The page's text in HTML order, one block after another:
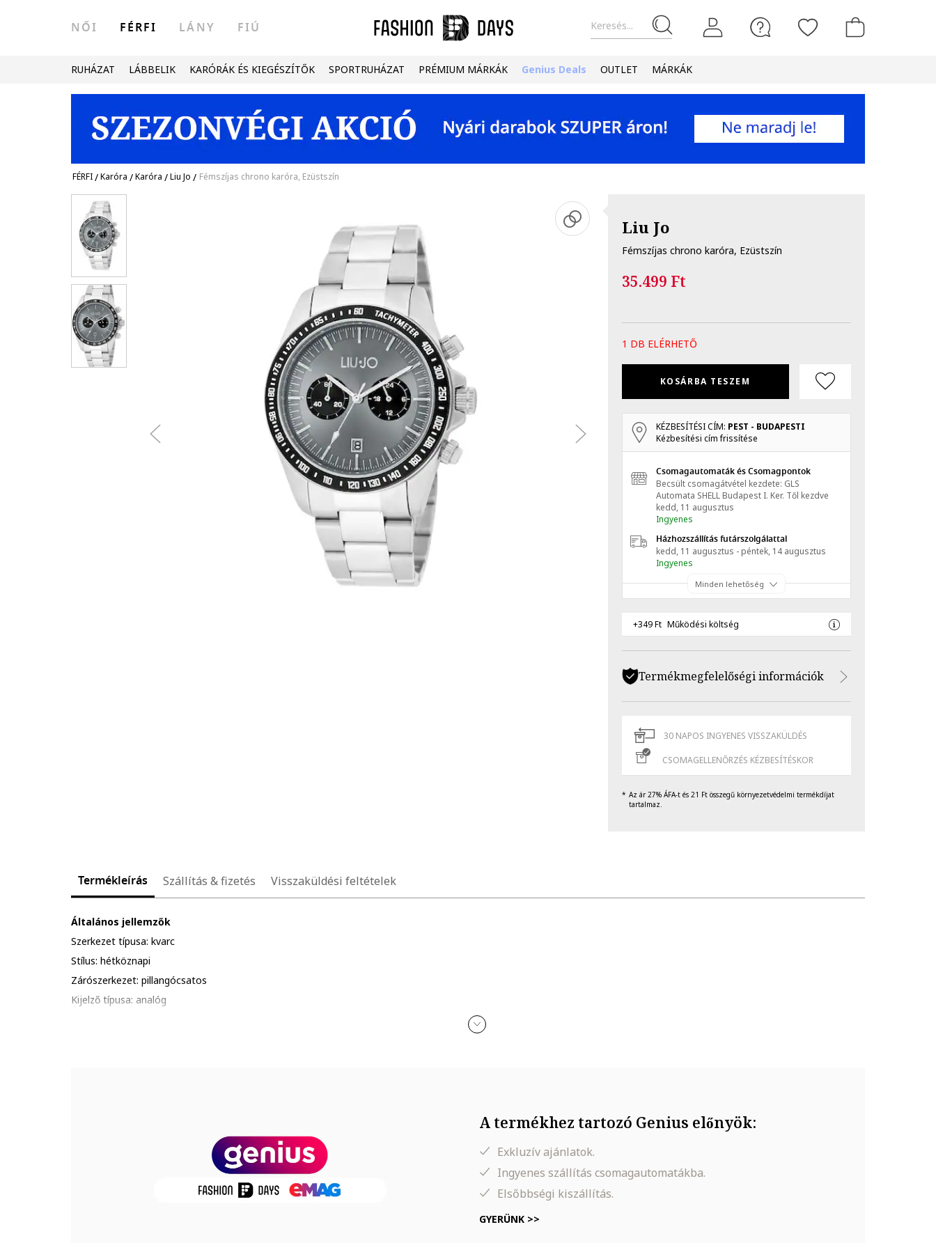
Keresés...
NŐI FÉRFI LÁNY FIÚ
RUHÁZAT LÁBBELIK KARÓRÁK ÉS KIEGÉSZÍTŐK SPORTRUHÁZAT PRÉMIUM MÁRKÁK Genius Deals OUTLET MÁRKÁK
FÉRFI/Karóra /Karóra /Liu Jo / Fémszíjas chrono karóra, Ezüstszín
Liu Jo
Fémszíjas chrono karóra, Ezüstszín
35.499 Ft
1 DB ELÉRHETŐ
KOSÁRBA TESZEM
KÉZBESÍTÉSI CÍM: PEST - BUDAPESTI
Kézbesítési cím frissítése
Csomagautomaták és Csomagpontok
Becsült csomagátvétel kezdete: GLS
Automata SHELL Budapest I. Ker. Től kezdve
kedd, 11 augusztus
Ingyenes
Házhozszállítás futárszolgálattal
kedd, 11 augusztus - péntek, 14 augusztus
Ingyenes
Minden lehetőség
+349 Ft Működési költség
Termékmegfelelőségi információk
30 NAPOS INGYENES VISSZAKÜLDÉS
CSOMAGELLENŐRZÉS KÉZBESÍTÉSKOR
Az ár 27% ÁFA-t és 21 Ft összegű környezetvédelmi termékdíjat
tartalmaz.
Termékleírás Szállítás & fizetés Visszaküldési feltételek
Általános jellemzők
Szerkezet típusa: kvarc
Stílus: hétköznapi
Zárószerkezet: pillangócsatos
Kijelző típusa: analóg
A termékhez tartozó Genius előnyök:
Exkluzív ajánlatok.
Ingyenes szállítás csomagautomatákba.
Elsőbbségi kiszállítás.
GYERÜNK >>